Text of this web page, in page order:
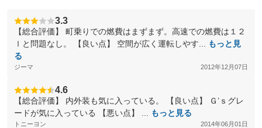
3.3
【総合評価】 町乗りでの燃費はまずまず。高速での燃費は１２
ｌと問題なし。 【良い点】 空間が広く運転しやす...
もっと見
る
ジーマ 2012年12月07日
4.6
【総合評価】 内外装も気に入っている。 【良い点】 Ｇ’ｓグレ
ードが気に入っている 【悪い点】 ...
もっと見る
トニーヨン 2014年06月01日